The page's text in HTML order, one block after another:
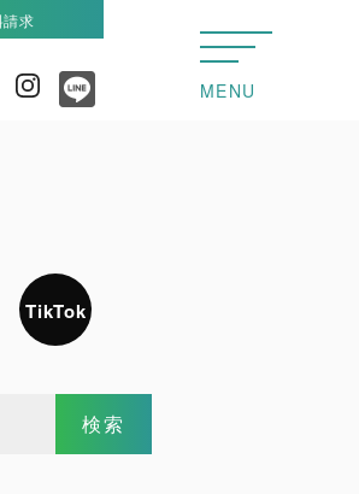
請求
Instagram MENU
TikTok